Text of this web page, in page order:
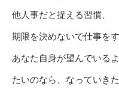
他人事だと捉える習慣、
期限を決めないで仕事を
あなた自身が望んでいる
たいのなら、なっていきた